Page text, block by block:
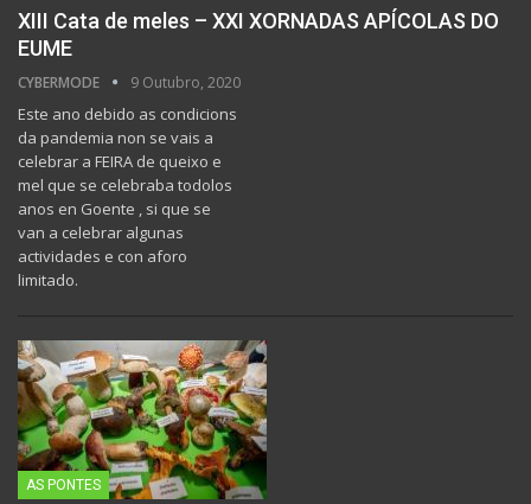
XIII Cata de meles – XXI XORNADAS APÍCOLAS DO
EUME
CYBERMODE 9 Outubro, 2020
Este ano debido as condicions
da pandemia non se vais a
celebrar a FEIRA de queixo e
mel que se celebraba todolos
anos en Goente , si que se
van a celebrar algunas
actividades e con aforo
limitado.
AS PONTES